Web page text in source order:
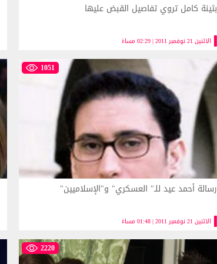
الاثنين 21 نوفمبر 2011 | 02:29 مساءً
بثينة كامل تروي تفاصيل القبض عليها
1051
الاثنين 21 نوفمبر 2011 | 01:48 مساءً
رسالة أحمد عيد للـ" العسكري" و"الإسلاميين"
2220